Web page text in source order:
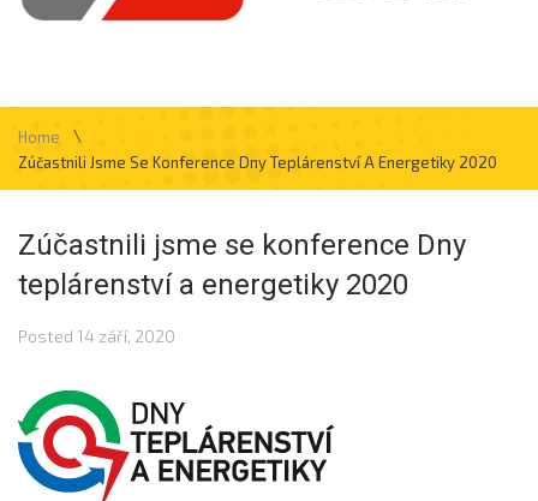
Home
\
Zúčastnili Jsme Se Konference Dny Teplárenství A Energetiky 2020
Zúčastnili jsme se konference Dny
teplárenství a energetiky 2020
Posted 14 září, 2020